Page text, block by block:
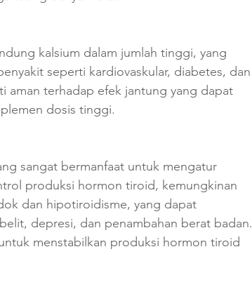
kalsium dalam jumlah tinggi, yang
seperti kardiovaskular, diabetes, dan
aman terhadap efek jantung yang dapat
dosis tinggi.
sangat bermanfaat untuk mengatur
produksi hormon tiroid, kemungkinan
dan hipotiroidisme, yang dapat
depresi, dan penambahan berat badan.
menstabilkan produksi hormon tiroid